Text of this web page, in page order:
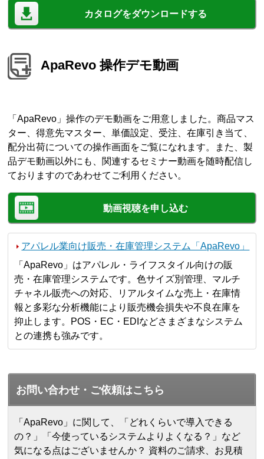
カタログをダウンロードする
ApaRevo 操作デモ動画
「ApaRevo」操作のデモ動画をご用意しました。商品マス
ター、得意先マスター、単価設定、受注、在庫引き当て、
配分出荷についての操作画面をご覧になれます。また、製
品デモ動画以外にも、関連するセミナー動画を随時配信し
ておりますのであわせてご利用ください。
動画視聴を申し込む
アパレル業向け販売・在庫管理システム「ApaRevo」
「ApaRevo」はアパレル・ライフスタイル向けの販
売・在庫管理システムです。色サイズ別管理、マルチ
チャネル販売への対応、リアルタイムな売上・在庫情
報と多彩な分析機能により販売機会損失や不良在庫を
抑止します。POS・EC・EDIなどさまざまなシステム
との連携も強みです。
お問い合わせ・ご依頼はこちら
「ApaRevo」に関して、「どれくらいで導入できる
の？」「今使っているシステムよりよくなる？」など
気になる点はございませんか？ 資料のご請求、お見積